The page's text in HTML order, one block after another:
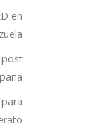
en
post